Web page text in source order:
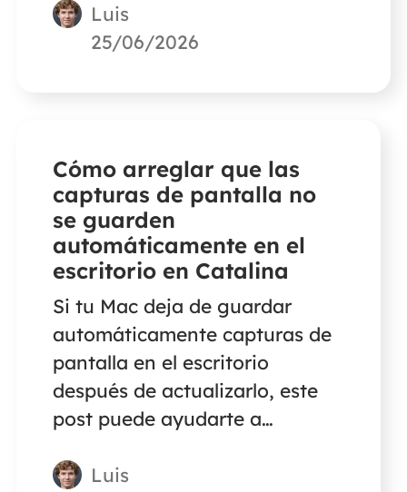
definitivamente de iCloud.
Luis
25/06/2026
Cómo arreglar que las
capturas de pantalla no
se guarden
automáticamente en el
escritorio en Catalina
Si tu Mac deja de guardar
automáticamente capturas de
pantalla en el escritorio
después de actualizarlo, este
post puede ayudarte a
encontrarás soluciones cuando
Luis